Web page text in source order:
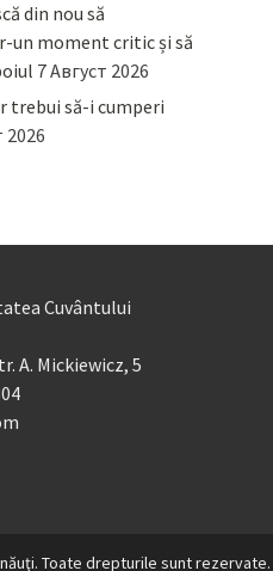
din nou să
un moment critic și să
7 Август 2026
trebui să-i cumperi
2026
Cuvântului
A. Mickiewicz, 5
Toate drepturile sunt rezervate.